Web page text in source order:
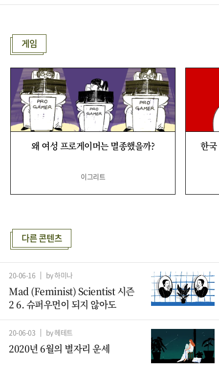
게임
왜 여성 프로게이머는 멸종했을까?
이그리트
한
다른 콘텐츠
20-06-16 by 하미나
Mad (Feminist) Scientist 시즌
2 6. 슈퍼우먼이 되지 않아도
20-06-03 by 헤테트
2020년 6월의 별자리 운세